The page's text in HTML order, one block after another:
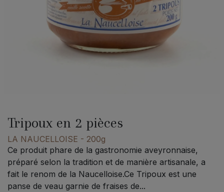
Tripoux en 2 pièces
LA NAUCELLOISE - 200g
Ce produit phare de la gastronomie aveyronnaise,
préparé selon la tradition et de manière artisanale, a
fait le renom de la Naucelloise.Ce Tripoux est une
panse de veau garnie de fraises de...